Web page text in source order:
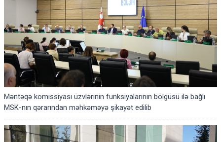
Məntəqə komissiyası üzvlərinin funksiyalarının bölgüsü ilə bağlı
MSK-nın qərarından məhkəməyə şikayət edilib